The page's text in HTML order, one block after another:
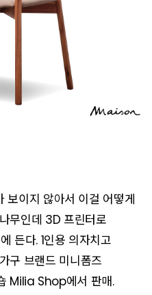
보이지 않아서 이걸 어떻게
무인데 3D 프린터로
든다. 1인용 의자치고
구 브랜드 미니폼즈
Milia Shop에서 판매.